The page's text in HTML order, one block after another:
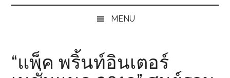
MENU
“แพ็ค พริ้นท์อินเตอร์